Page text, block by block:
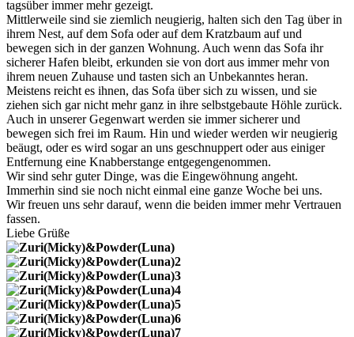
tagsüber immer mehr gezeigt.
Mittlerweile sind sie ziemlich neugierig, halten sich den Tag über in
ihrem Nest, auf dem Sofa oder auf dem Kratzbaum auf und
bewegen sich in der ganzen Wohnung. Auch wenn das Sofa ihr
sicherer Hafen bleibt, erkunden sie von dort aus immer mehr von
ihrem neuen Zuhause und tasten sich an Unbekanntes heran.
Meistens reicht es ihnen, das Sofa über sich zu wissen, und sie
ziehen sich gar nicht mehr ganz in ihre selbstgebaute Höhle zurück.
Auch in unserer Gegenwart werden sie immer sicherer und
bewegen sich frei im Raum. Hin und wieder werden wir neugierig
beäugt, oder es wird sogar an uns geschnuppert oder aus einiger
Entfernung eine Knabberstange entgegengenommen.
Wir sind sehr guter Dinge, was die Eingewöhnung angeht.
Immerhin sind sie noch nicht einmal eine ganze Woche bei uns.
Wir freuen uns sehr darauf, wenn die beiden immer mehr Vertrauen
fassen.
Liebe Grüße